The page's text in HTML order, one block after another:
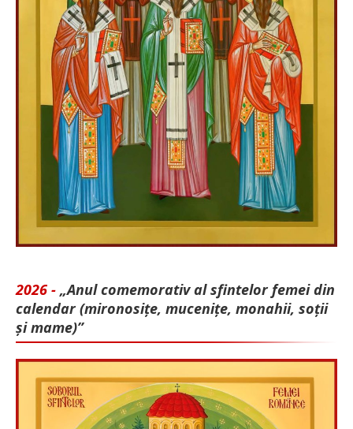
2026 - „Anul comemorativ al sfintelor femei din
calendar (mironosițe, mu­cenițe, monahii, soții
și mame)”